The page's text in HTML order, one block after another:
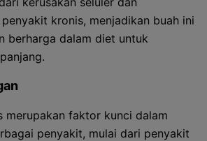
kronis, menjadikan buah ini
berharga dalam diet untuk
merupakan faktor kunci dalam
penyakit, mulai dari penyakit